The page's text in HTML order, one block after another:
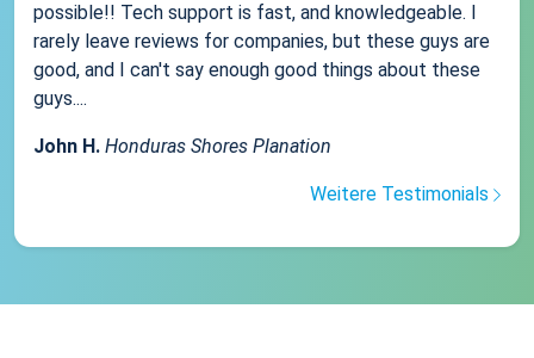
possible!! Tech support is fast, and knowledgeable. I
rarely leave reviews for companies, but these guys are
good, and I can't say enough good things about these
guys....
John H. Honduras Shores Planation
Weitere Testimonials